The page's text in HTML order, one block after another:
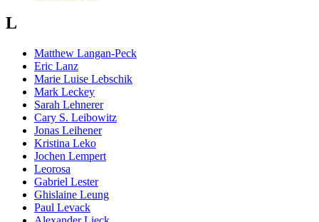
L
Matthew Langan-Peck
Eric Lanz
Marie Luise Lebschik
Mark Leckey
Sarah Lehnerer
Cary S. Leibowitz
Jonas Leihener
Kristina Leko
Jochen Lempert
Leorosa
Gabriel Lester
Ghislaine Leung
Paul Levack